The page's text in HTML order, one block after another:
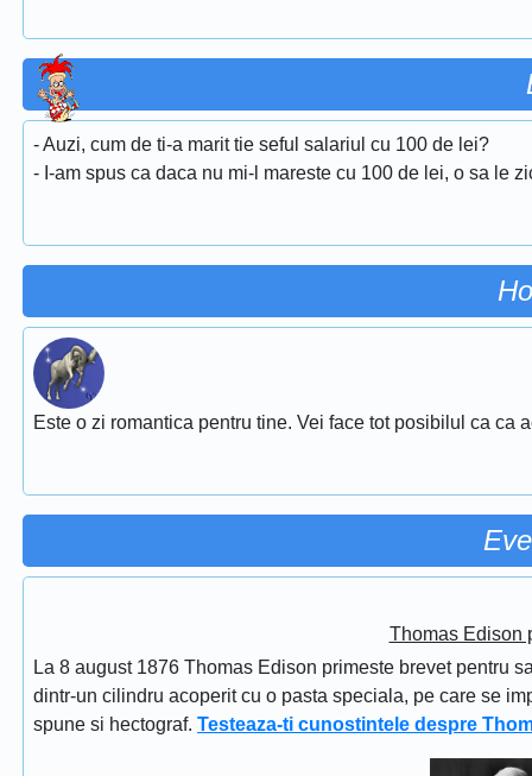
- Auzi, cum de ti-a marit tie seful salariul cu 100 de lei?
- I-am spus ca daca nu mi-l mareste cu 100 de lei, o sa le
Este o zi romantica pentru tine. Vei face tot posibilul ca ca
Thomas Edison
La 8 august 1876 Thomas Edison primeste brevet pentru
dintr-un cilindru acoperit cu o pasta speciala, pe care se
spune si hectograf. Testeaza-ti cunostintele despre